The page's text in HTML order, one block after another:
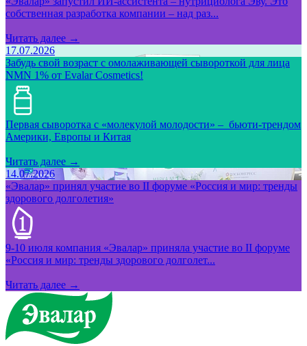
собственная разработка компании – над раз...
Читать далее →
17.07.2026
Забудь свой возраст с омолаживающей сывороткой для лица
NMN 1% от Evalar Cosmetics!
Первая сыворотка с «молекулой молодости» – бьюти-трендом
Америки, Европы и Китая
Читать далее →
14.07.2026
«Эвалар» принял участие во II форуме «Россия и мир: тренды
здорового долголетия»
9-10 июля компания «Эвалар» приняла участие во II форуме
«Россия и мир: тренды здорового долголет...
Читать далее →